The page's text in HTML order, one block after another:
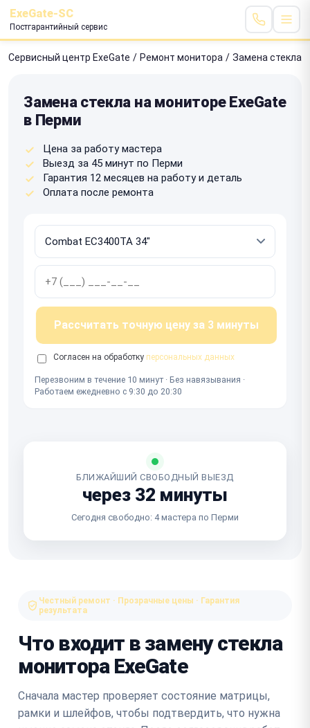
ExeGate-SC
Постгарантийный сервис
Сервисный центр ExeGate / Ремонт монитора / Замена стекла
Замена стекла на мониторе ExeGate
в Перми
Цена за работу мастера
Выезд за 45 минут по Перми
Гарантия 12 месяцев на работу и деталь
Оплата после ремонта
Рассчитать точную цену за 3 минуты
Согласен на обработку персональных данных
Перезвоним в течение 10 минут · Без навязывания ·
Работаем ежедневно с 9:30 до 20:30
БЛИЖАЙШИЙ СВОБОДНЫЙ ВЫЕЗД
через 32 минуты
Сегодня свободно: 4 мастера по Перми
Честный ремонт · Прозрачные цены · Гарантия
результата
Что входит в замену стекла
монитора ExeGate
Сначала мастер проверяет состояние матрицы,
рамки и шлейфов, чтобы подтвердить, что нужна